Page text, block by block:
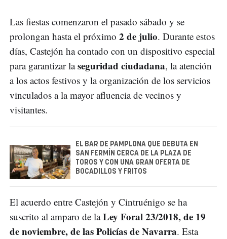
Las fiestas comenzaron el pasado sábado y se
prolongan hasta el próximo 2 de julio. Durante estos
días, Castejón ha contado con un dispositivo especial
para garantizar laseguridad ciudadana, la atención
a los actos festivos y la organización de los servicios
vinculados a la mayor afluencia de vecinos y
visitantes.
EL BAR DE PAMPLONA QUE DEBUTA EN
SAN FERMÍN CERCA DE LA PLAZA DE
TOROS Y CON UNA GRAN OFERTA DE
BOCADILLOS Y FRITOS
El acuerdo entre Castejón y Cintruénigo se ha
suscrito al amparo de laLey Foral 23/2018, de 19
de noviembre, de las Policías de Navarra. Esta